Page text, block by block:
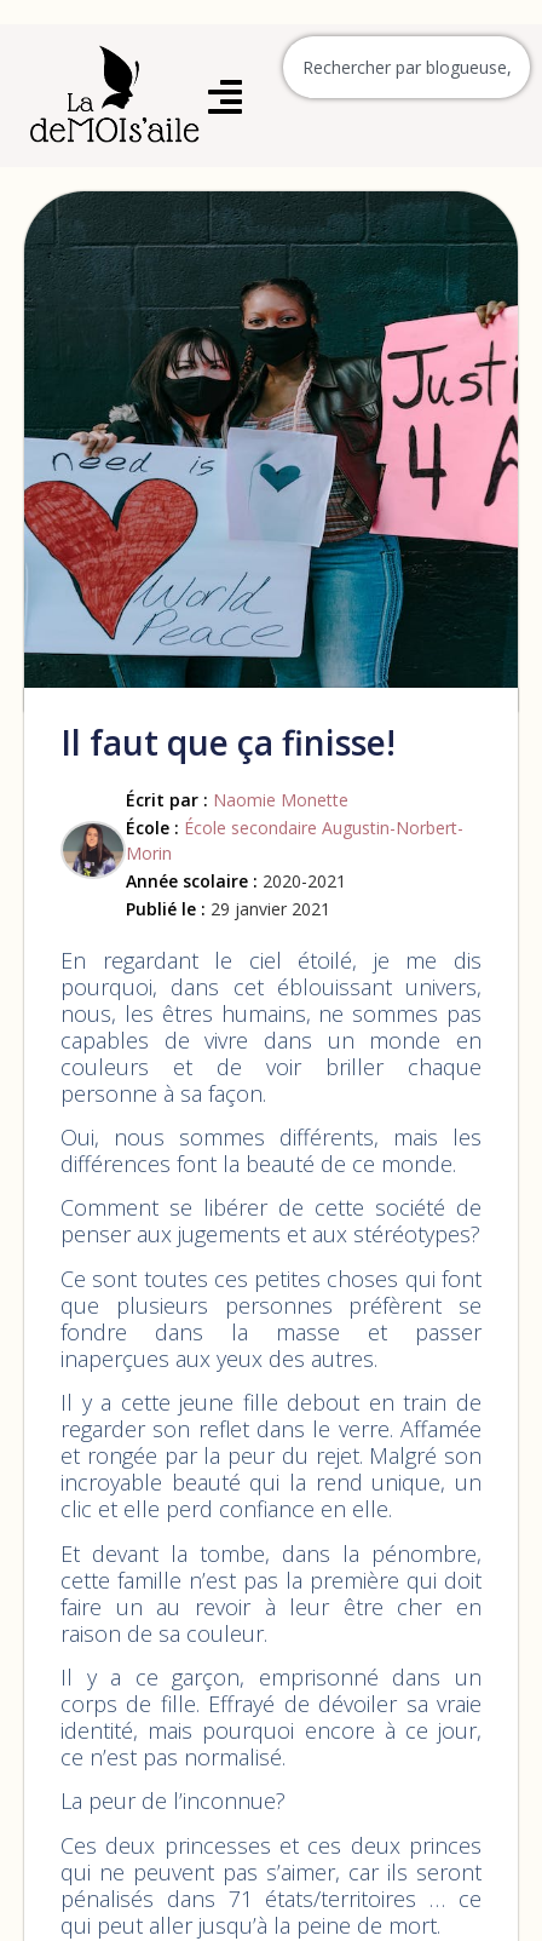
Il faut que ça finisse!
Écrit par : Naomie Monette
École : École secondaire Augustin-Norbert-
Morin
Année scolaire : 2020-2021
Publié le : 29 janvier 2021
En regardant le ciel étoilé, je me dis
pourquoi, dans cet éblouissant univers,
nous, les êtres humains, ne sommes pas
capables de vivre dans un monde en
couleurs et de voir briller chaque
personne à sa façon.
Oui, nous sommes différents, mais les
différences font la beauté de ce monde.
Comment se libérer de cette société de
penser aux jugements et aux stéréotypes?
Ce sont toutes ces petites choses qui font
que plusieurs personnes préfèrent se
fondre dans la masse et passer
inaperçues aux yeux des autres.
Il y a cette jeune fille debout en train de
regarder son reflet dans le verre. Affamée
et rongée par la peur du rejet. Malgré son
incroyable beauté qui la rend unique, un
clic et elle perd confiance en elle.
Et devant la tombe, dans la pénombre,
cette famille n’est pas la première qui doit
faire un au revoir à leur être cher en
raison de sa couleur.
Il y a ce garçon, emprisonné dans un
corps de fille. Effrayé de dévoiler sa vraie
identité, mais pourquoi encore à ce jour,
ce n’est pas normalisé.
La peur de l’inconnue?
Ces deux princesses et ces deux princes
qui ne peuvent pas s’aimer, car ils seront
pénalisés dans 71 états/territoires … ce
qui peut aller jusqu’à la peine de mort.